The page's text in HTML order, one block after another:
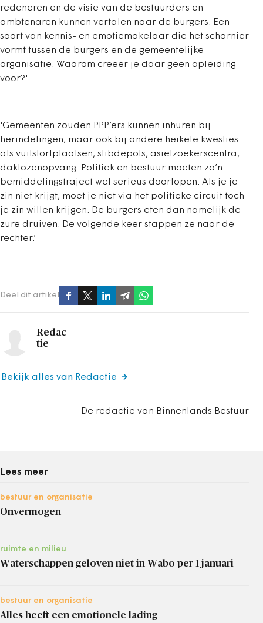
redeneren en de visie van de bestuurders en
ambtenaren kunnen vertalen naar de burgers. Een
soort van kennis- en emotiemakelaar die het scharnier
vormt tussen de burgers en de gemeentelijke
organisatie. Waarom creëer je daar geen opleiding
voor?'
'Gemeenten zouden PPP’ers kunnen inhuren bij
herindelingen, maar ook bij andere heikele kwesties
als vuilstortplaatsen, slibdepots, asielzoekerscentra,
daklozenopvang. Politiek en bestuur moeten zo’n
bemiddelingstraject wel serieus doorlopen. Als je je
zin niet krijgt, moet je niet via het politieke circuit toch
je zin willen krijgen. De burgers eten dan namelijk de
zure druiven. De volgende keer stappen ze naar de
rechter.’
Deel dit artikel
Redac
tie
De redactie van Binnenlands Bestuur
Bekijk alles van Redactie
Lees meer
bestuur en organisatie
Onvermogen
ruimte en milieu
Waterschappen geloven niet in Wabo per 1 januari
bestuur en organisatie
Alles heeft een emotionele lading